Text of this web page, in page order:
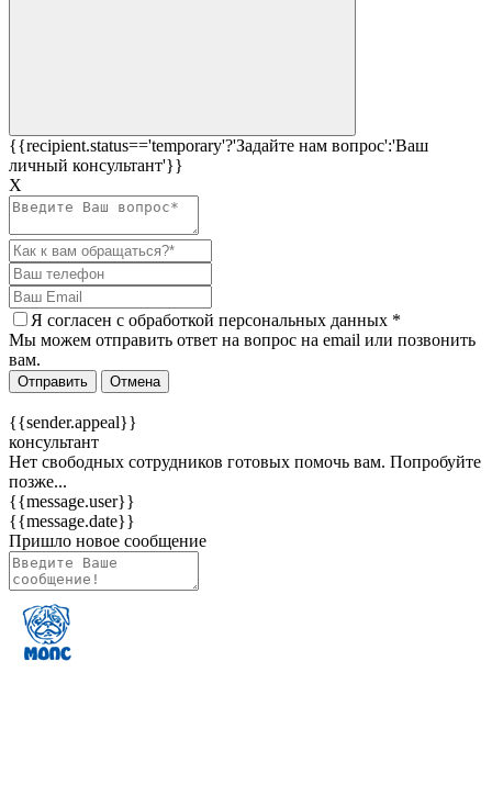
{{recipient.status=='temporary'?'Задайте нам вопрос':'Ваш
личный консультант'}}
Х
Я согласен c обработкой персональных данных *
Мы можем отправить ответ на вопрос на email или позвонить
вам.
Отправить Отмена
{{sender.appeal}}
консультант
Нет свободных сотрудников готовых помочь вам. Попробуйте
позже...
{{message.user}}
{{message.date}}
Пришло новое сообщение